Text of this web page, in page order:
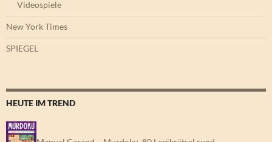
Videospiele
New York Times
SPIEGEL
HEUTE IM TREND